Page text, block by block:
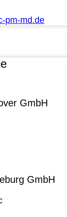
pm-md.de
GmbH
GmbH